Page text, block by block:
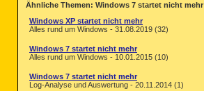
Ähnliche Themen: Windows 7 startet nicht mehr
Windows XP startet nicht mehr
Alles rund um Windows - 31.08.2019 (32)
Windows 7 startet nicht mehr
Alles rund um Windows - 10.01.2015 (10)
Windows 7 startet nicht mehr
Log-Analyse und Auswertung - 20.11.2014 (1)